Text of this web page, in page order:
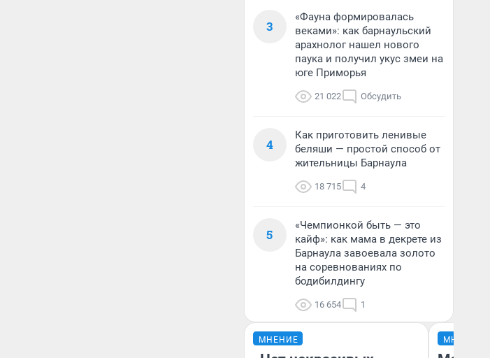
3
«Фауна формировалась
веками»: как барнаульский
арахнолог нашел нового
паука и получил укус змеи на
юге Приморья
21 022 Обсудить
4
Как приготовить ленивые
беляши — простой способ от
жительницы Барнаула
18 715 4
5
«Чемпионкой быть — это
кайф»: как мама в декрете из
Барнаула завоевала золото
на соревнованиях по
бодибилдингу
16 654 1
МНЕНИЕ МНЕНИЕ